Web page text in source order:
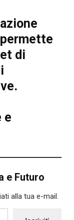
di
e
e Futuro
alla tua e-mail.